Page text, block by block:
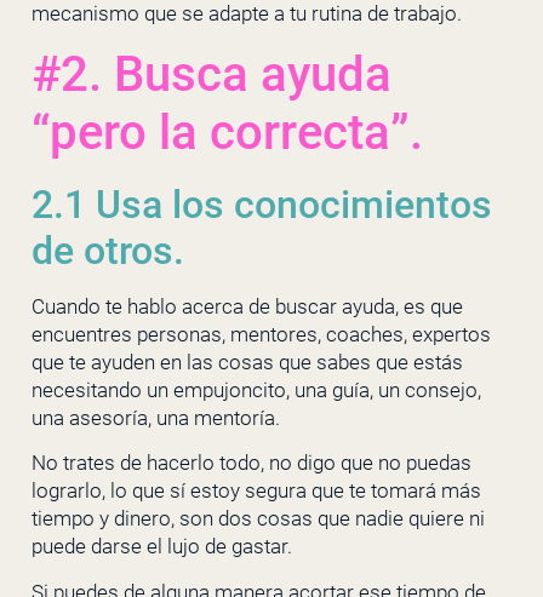
mecanismo que se adapte a tu rutina de trabajo.
#2. Busca ayuda
“pero la correcta”.
2.1 Usa los conocimientos
de otros.
Cuando te hablo acerca de buscar ayuda, es que
encuentres personas, mentores, coaches, expertos
que te ayuden en las cosas que sabes que estás
necesitando un empujoncito, una guía, un consejo,
una asesoría, una mentoría.
No trates de hacerlo todo, no digo que no puedas
lograrlo, lo que sí estoy segura que te tomará más
tiempo y dinero, son dos cosas que nadie quiere ni
puede darse el lujo de gastar.
Si puedes de alguna manera acortar ese tiempo de